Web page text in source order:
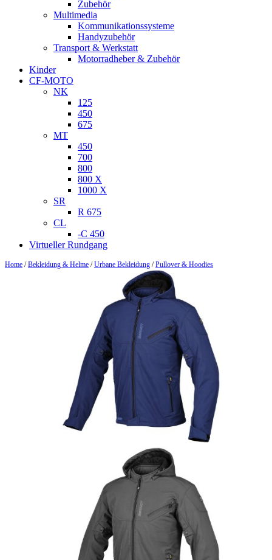
Zubehör
Multimedia
Kommunikationssysteme
Handyzubehör
Transport & Werkstatt
Motorradheber & Zubehör
Kinder
CF-MOTO
NK
125
450
675
MT
450
700
800
800 X
1000 X
SR
R 675
CL
-C 450
Virtueller Rundgang
Home / Bekleidung & Helme / Urbane Bekleidung / Pullover & Hoodies